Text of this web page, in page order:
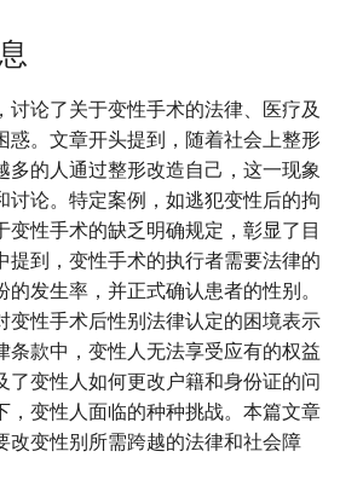
讨论了关于变性手术的法律、医疗及
惑。文章开头提到，随着社会上整形
多的人通过整形改造自己，这一现象
讨论。特定案例，如逃犯变性后的拘
变性手术的缺乏明确规定，彰显了目
提到，变性手术的执行者需要法律的
发生率，并正式确认患者的性别。
变性手术后性别法律认定的困境表示
条款中，变性人无法享受应有的权益
了变性人如何更改户籍和身份证的问
，变性人面临的种种挑战。本篇文章
改变性别所需跨越的法律和社会障